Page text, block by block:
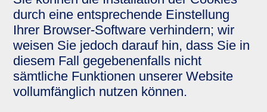
durch eine entsprechende Einstellung
Ihrer Browser-Software verhindern; wir
weisen Sie jedoch darauf hin, dass Sie in
diesem Fall gegebenenfalls nicht
sämtliche Funktionen unserer Website
vollumfänglich nutzen können.